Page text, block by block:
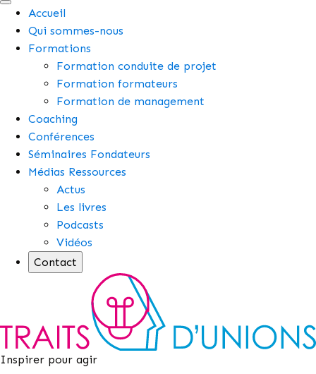
Accueil
Qui sommes-nous
Formations
Formation conduite de projet
Formation formateurs
Formation de management
Coaching
Conférences
Séminaires Fondateurs
Médias Ressources
Actus
Les livres
Podcasts
Vidéos
Contact
Inspirer pour agir